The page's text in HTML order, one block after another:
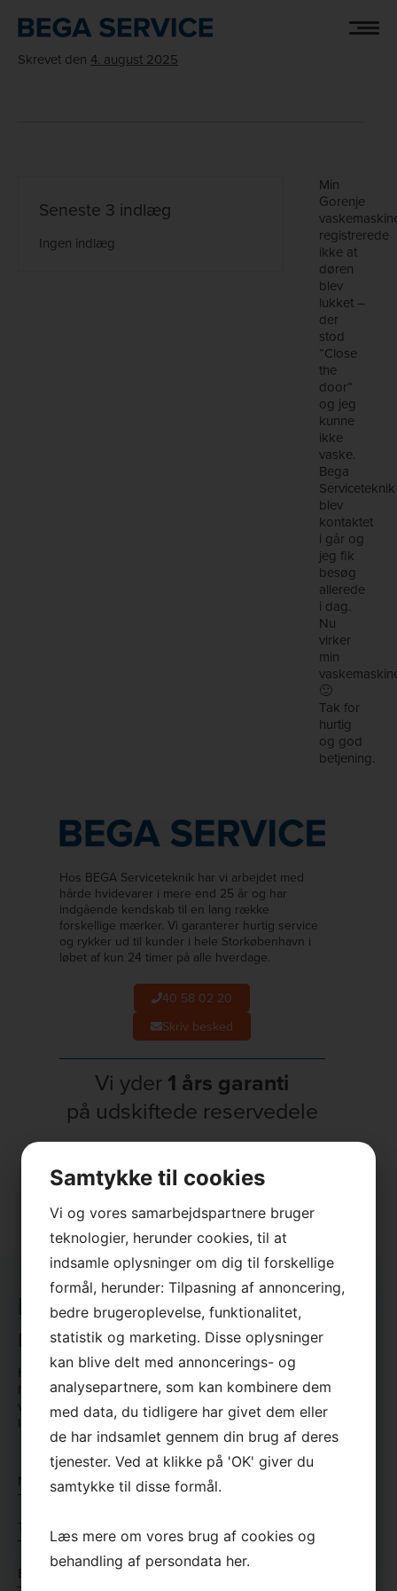
LENE
Skrevet den 4. august 2025
Seneste 3 indlæg
Ingen indlæg
Min
Gorenje
registrerede
ikke at
døren
blev
lukket –
der
stod
“Close
the
door”
og jeg
kunne
ikke
vaske.
Bega
Serviceteknik
blev
kontaktet
i går og
jeg fik
besøg
allerede
i dag.
Nu
virker
min
🙂
Tak for
hurtig
og god
betjening.
Hos BEGA Serviceteknik har vi arbejdet med
hårde hvidevarer i mere end 25 år og har
indgående kendskab til en lang række
forskellige mærker. Vi garanterer hurtig service
og rykker ud til kunder i hele Storkøbenhavn i
løbet af kun 24 timer på alle hverdage.
40 58 02 20
Skriv besked
Vi yder 1 års garanti
på udskiftede reservedele
Vi rykker hurtigt ud
normalt indenfor
24 timer.
Hvordankan vi hjælpe dig
med dine hvidevarer?
Har du spørgsmål, eller vil du høre mere om, hvordan vi kan
hjælpe dig med dine hvidevarer? Så er du altid meget
velkommen til at kontakte os, så vi kan finde den rigtige
løsning på dine udfordringer.
Navn
*
Telefon
*
E-
×
Samtykke til cookies
Vi og vores samarbejdspartnere bruger
teknologier, herunder cookies, til at
indsamle oplysninger om dig til forskellige
formål, herunder: Tilpasning af annoncering,
bedre brugeroplevelse, funktionalitet,
statistik og marketing. Disse oplysninger
kan blive delt med annoncerings- og
analysepartnere, som kan kombinere dem
med data, du tidligere har givet dem eller
de har indsamlet gennem din brug af deres
tjenester. Ved at klikke på 'OK' giver du
samtykke til disse formål.
Læs mere om vores brug af cookies og
behandling af persondata her.